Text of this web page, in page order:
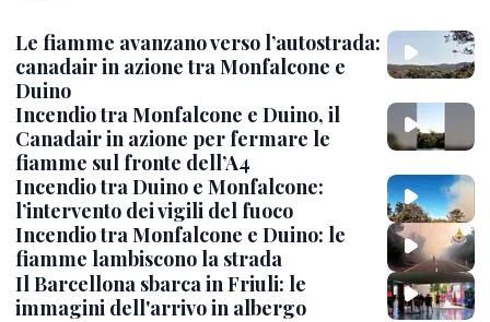
Le fiamme avanzano verso l’autostrada:
canadair in azione tra Monfalcone e
Duino
Incendio tra Monfalcone e Duino, il
Canadair in azione per fermare le
fiamme sul fronte dell’A4
Incendio tra Duino e Monfalcone:
l’intervento dei vigili del fuoco
Incendio tra Monfalcone e Duino: le
fiamme lambiscono la strada
Il Barcellona sbarca in Friuli: le
immagini dell'arrivo in albergo